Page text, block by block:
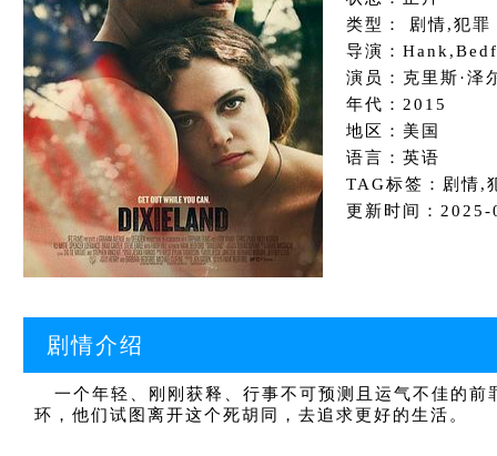
类型： 剧情,犯罪
导演：
演员：克里斯·泽
年代：2015
地区：美国
语言：英语
TAG标签：剧情,
更新时间：
剧情介绍
一个年轻、刚刚获释、行事不可预测且运气不佳的前
环，他们试图离开这个死胡同，去追求更好的生活。